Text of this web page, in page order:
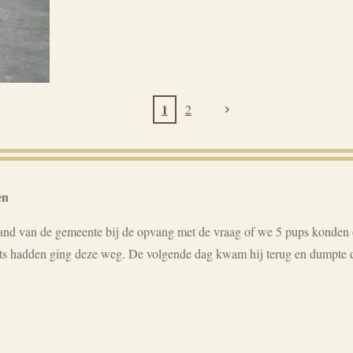
1 2
van de gemeente bij de opvang met de vraag of we 5 pups konden
hadden ging deze weg. De volgende dag kwam hij terug en dumpte